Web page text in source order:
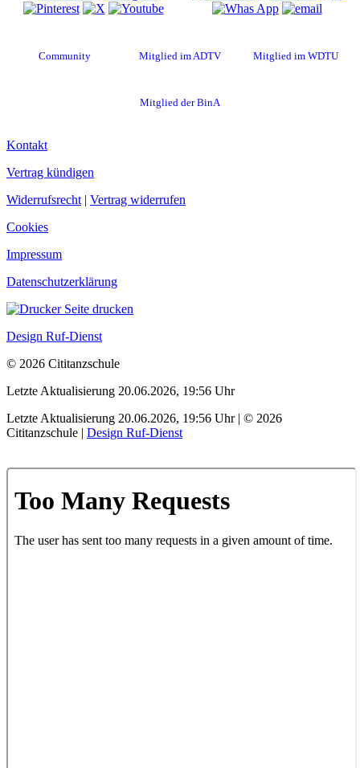
Community Mitglied im ADTV Mitglied im WDTU
Mitglied der BinA
Kontakt
Vertrag kündigen
Widerrufsrecht | Vertrag widerrufen
Cookies
Impressum
Datenschutzerklärung
Seite drucken
Design Ruf-Dienst
© 2026 Cititanzschule
Letzte Aktualisierung 20.06.2026, 19:56 Uhr
Letzte Aktualisierung 20.06.2026, 19:56 Uhr | © 2026
Cititanzschule | Design Ruf-Dienst